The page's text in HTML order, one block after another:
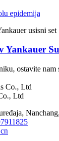
epidemija
Yankauer
ostavite
Co., Ltd
Ltd